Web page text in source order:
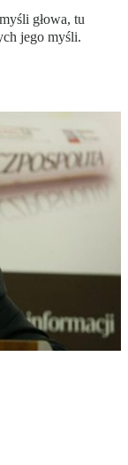
głowa, tu
jego myśli.